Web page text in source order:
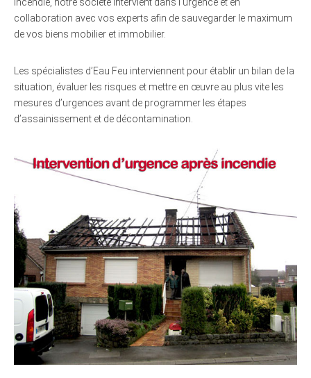
collaboration avec vos experts afin de sauvegarder le maximum
de vos biens mobilier et immobilier.
Les spécialistes d’Eau Feu interviennent pour établir un bilan de la
situation, évaluer les risques et mettre en œuvre au plus vite les
mesures d’urgences avant de programmer les étapes
d’assainissement et de décontamination.